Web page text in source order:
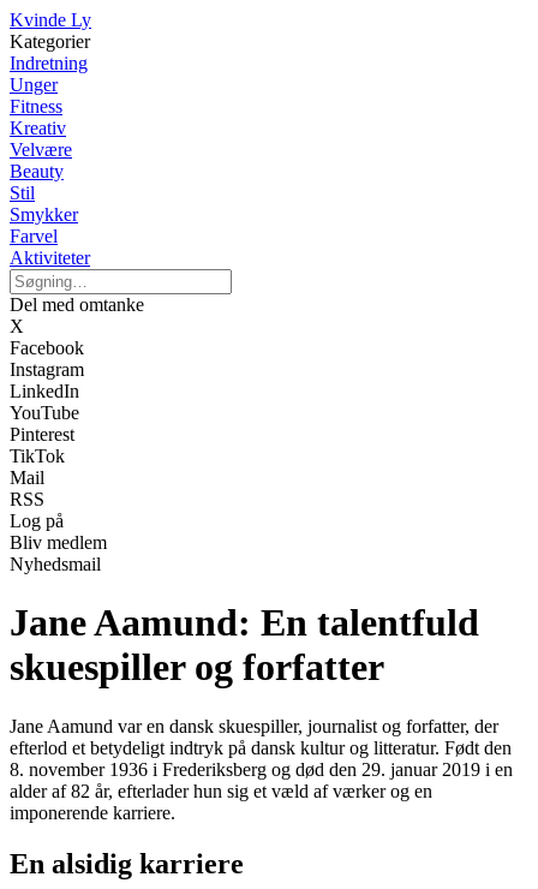
Kvinde Ly
Kategorier
Indretning
Unger
Fitness
Kreativ
Velvære
Beauty
Stil
Smykker
Farvel
Aktiviteter
Del med omtanke
X
Facebook
Instagram
LinkedIn
YouTube
Pinterest
TikTok
Mail
RSS
Log på
Bliv medlem
Nyhedsmail
Jane Aamund: En talentfuld
skuespiller og forfatter
Jane Aamund var en dansk skuespiller, journalist og forfatter, der
efterlod et betydeligt indtryk på dansk kultur og litteratur. Født den
8. november 1936 i Frederiksberg og død den 29. januar 2019 i en
alder af 82 år, efterlader hun sig et væld af værker og en
imponerende karriere.
En alsidig karriere